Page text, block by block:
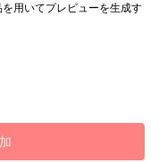
用いてプレビューを生成す